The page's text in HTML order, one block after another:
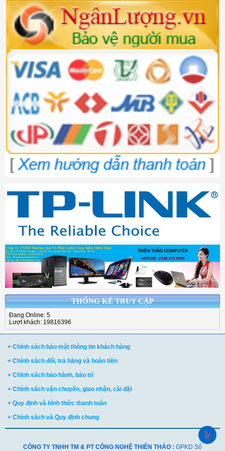
THỐNG KÊ TRUY CẬP
Đang Online: 5
Lượt khách: 19816396
+ Chính sách bảo mật thông tin khách hàng
+ Chính sách đổi, trả hàng và hoàn tiền
+ Chính sách bảo hành, bảo trì
+ Chính sách vận chuyển, giao nhận, cài đặt
+ Quy định và hình thức thanh toán
+ Chính sách và Quy định chung
CÔNG TY TNHH TM & PT CÔNG NGHỆ THIÊN THẢO : GPKD Số